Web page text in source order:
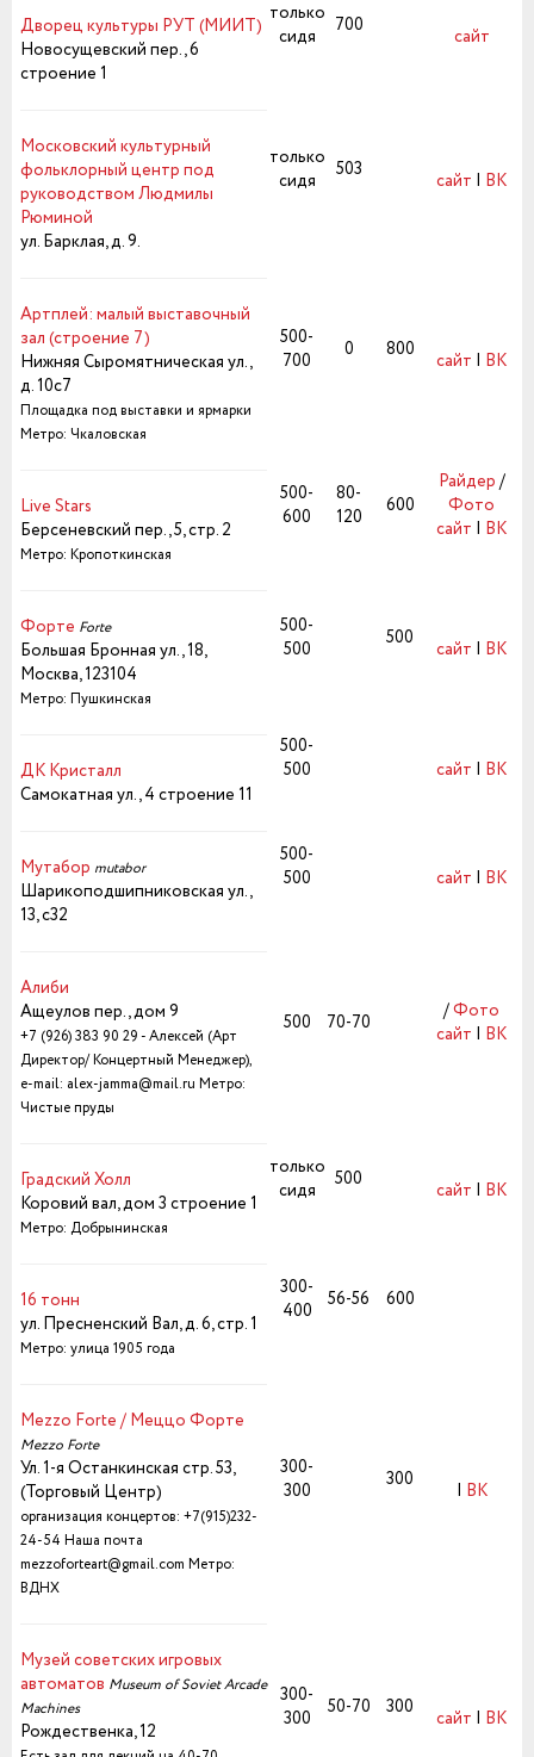
Дворец культуры РУТ (МИИТ)
Новосущевский пер., 6
строение 1
только
сидя
700 сайт
Московский культурный
фольклорный центр под
руководством Людмилы
Рюминой
ул. Барклая, д. 9.
только
сидя
503 сайт | ВК
Артплей: малый выставочный
зал (строение 7)
Нижняя Сыромятническая ул.,
д. 10с7
Площадка под выставки и ярмарки
Метро: Чкаловская
500-
700
0 800 сайт | ВК
Live Stars
Берсеневский пер., 5, стр. 2
Метро: Кропоткинская
500-
600
80-
120
600
Райдер /
Фото
сайт | ВК
Форте Forte
Большая Бронная ул., 18,
Москва, 123104
Метро: Пушкинская
500-
500
500 сайт | ВК
ДК Кристалл
Самокатная ул., 4 строение 11
500-
500
сайт | ВК
Мутабор mutabor
Шарикоподшипниковская ул.,
13, с32
500-
500
сайт | ВК
Алиби
Ащеулов пер., дом 9
+7 (926) 383 90 29 - Алексей (Арт
Директор/ Концертный Менеджер),
e-mail: alex-jamma@mail.ru Метро:
Чистые пруды
500 70-70 /Фото
сайт | ВК
Градский Холл
Коровий вал, дом 3 строение 1
Метро: Добрынинская
только
сидя
500 сайт | ВК
16 тонн
ул. Пресненский Вал, д. 6, стр. 1
Метро: улица 1905 года
300-
400
56-56 600
Mezzo Forte / Меццо Форте
Mezzo Forte
Ул. 1-я Останкинская стр. 53,
(Торговый Центр)
организация концертов: +7(915)232-
24-54 Наша почта
mezzoforteart@gmail.com Метро:
ВДНХ
300-
300
300 | ВК
Музей советских игровых
автоматов Museum of Soviet Arcade
Machines
Рождественка, 12
300-
300
50-70 300 сайт | ВК